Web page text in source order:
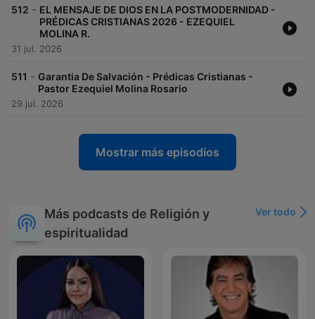
512 - EL MENSAJE DE DIOS EN LA POSTMODERNIDAD -
PRÉDICAS CRISTIANAS 2026 - EZEQUIEL
MOLINA R.
31 jul. 2026
511 - Garantia De Salvación - Prédicas Cristianas -
Pastor Ezequiel Molina Rosario
29 jul. 2026
Mostrar más episodios
Más podcasts de Religión y
espiritualidad
Ver todo